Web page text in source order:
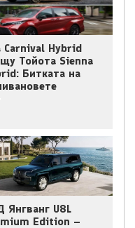
Carnival Hybrid
Тойота Sienna
Битката на
Янгванг U8L
Edition –